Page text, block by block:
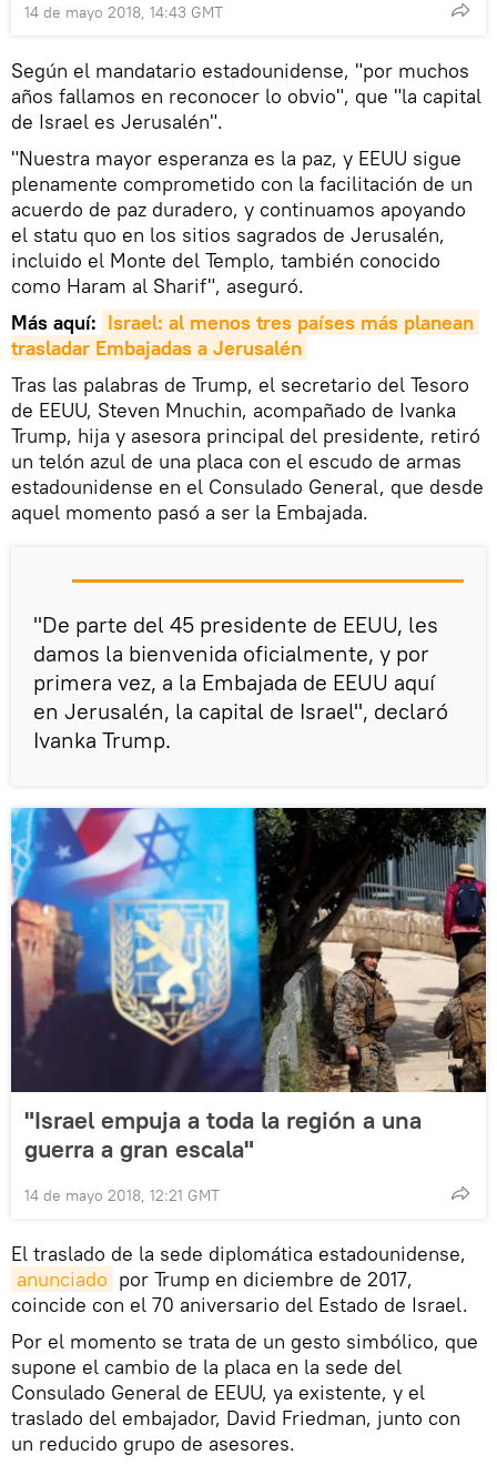
14 de mayo 2018, 14:43 GMT
Según el mandatario estadounidense, "por muchos
años fallamos en reconocer lo obvio", que "la capital
de Israel es Jerusalén".
"Nuestra mayor esperanza es la paz, y EEUU sigue
plenamente comprometido con la facilitación de un
acuerdo de paz duradero, y continuamos apoyando
el statu quo en los sitios sagrados de Jerusalén,
incluido el Monte del Templo, también conocido
como Haram al Sharif", aseguró.
Más aquí: Israel: al menos tres países más planean
trasladar Embajadas a Jerusalén
Tras las palabras de Trump, el secretario del Tesoro
de EEUU, Steven Mnuchin, acompañado de Ivanka
Trump, hija y asesora principal del presidente, retiró
un telón azul de una placa con el escudo de armas
estadounidense en el Consulado General, que desde
aquel momento pasó a ser la Embajada.
"De parte del 45 presidente de EEUU, les
damos la bienvenida oficialmente, y por
primera vez, a la Embajada de EEUU aquí
en Jerusalén, la capital de Israel", declaró
Ivanka Trump.
"Israel empuja a toda la región a una
guerra a gran escala"
14 de mayo 2018, 12:21 GMT
El traslado de la sede diplomática estadounidense,
anunciado por Trump en diciembre de 2017,
coincide con el 70 aniversario del Estado de Israel.
Por el momento se trata de un gesto simbólico, que
supone el cambio de la placa en la sede del
Consulado General de EEUU, ya existente, y el
traslado del embajador, David Friedman, junto con
un reducido grupo de asesores.